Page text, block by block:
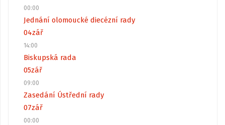
00:00
Jednání olomoucké diecézní rady
04zář
14:00
Biskupská rada
05zář
09:00
Zasedání Ústřední rady
07zář
00:00